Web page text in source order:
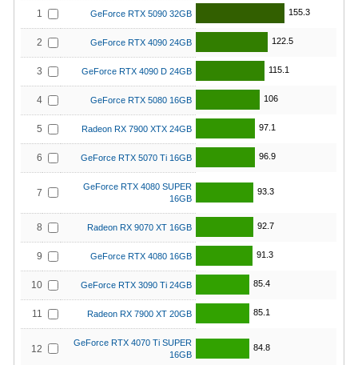
1 GeForce RTX 5090 32GB 155.3
2 GeForce RTX 4090 24GB 122.5
3 GeForce RTX 4090 D 24GB 115.1
4 GeForce RTX 5080 16GB 106
5 Radeon RX 7900 XTX 24GB 97.1
6 GeForce RTX 5070 Ti 16GB 96.9
7
GeForce RTX 4080 SUPER
16GB
93.3
8 Radeon RX 9070 XT 16GB 92.7
9 GeForce RTX 4080 16GB 91.3
10 GeForce RTX 3090 Ti 24GB 85.4
11 Radeon RX 7900 XT 20GB 85.1
12
GeForce RTX 4070 Ti SUPER
16GB
84.8